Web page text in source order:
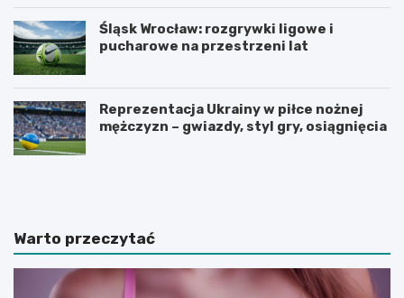
Śląsk Wrocław: rozgrywki ligowe i
pucharowe na przestrzeni lat
Reprezentacja Ukrainy w piłce nożnej
mężczyzn – gwiazdy, styl gry, osiągnięcia
U
z
a
m
Z
j
m
y
Warto przeczytać